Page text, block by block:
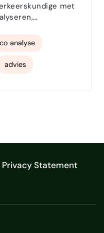
met
de publieke
ondersteun ik
met gedegen
en
technische
analyse
advies
Privacy Statement